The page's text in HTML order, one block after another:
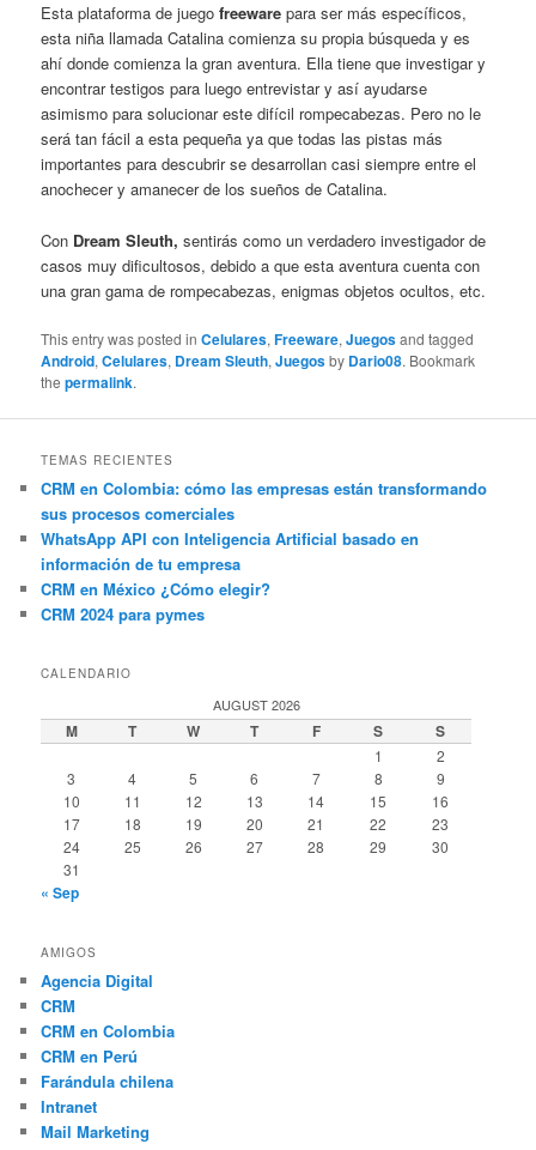
Esta plataforma de juegofreewarepara ser más específicos,
esta niña llamada Catalina comienza su propia búsqueda y es
ahí donde comienza la gran aventura. Ella tiene que investigar y
encontrar testigos para luego entrevistar y así ayudarse
asimismo para solucionar este difícil rompecabezas. Pero no le
será tan fácil a esta pequeña ya que todas las pistas más
importantes para descubrir se desarrollan casi siempre entre el
anochecer y amanecer de los sueños de Catalina.
Con Dream Sleuth,sentirás como un verdadero investigador de
casos muy dificultosos, debido a que esta aventura cuenta con
una gran gama de rompecabezas, enigmas objetos ocultos, etc.
This entry was posted inCelulares,Freeware,Juegosand tagged
Android,Celulares, Dream Sleuth,Juegosby Dario08. Bookmark
thepermalink.
TEMAS RECIENTES
CRM en Colombia: cómo las empresas están transformando
sus procesos comerciales
WhatsApp API con Inteligencia Artificial basado en
información de tu empresa
CRM en México ¿Cómo elegir?
CRM 2024 para pymes
CALENDARIO
AUGUST 2026
M T W T F S S
1
2
3
4 5 6 7 8
9
10
11 12 13 14 15
16
17
18 19 20 21 22
23
24
25 26 27 28 29
30
31
« Sep
AMIGOS
Agencia Digital
CRM
CRM en Colombia
CRM en Perú
Farándula chilena
Intranet
Mail Marketing